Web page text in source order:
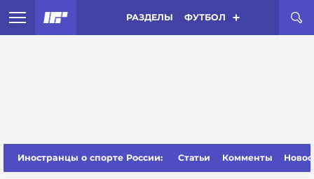
РАЗДЕЛЫ ФУТБОЛ
Иностранцы о спорте России: Статьи Комменты